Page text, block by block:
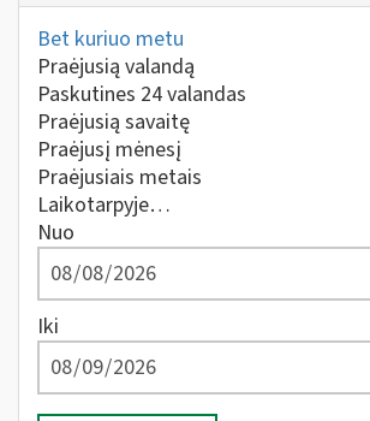
Bet kuriuo metu
Praėjusią valandą
Paskutines 24 valandas
Praėjusią savaitę
Praėjusį mėnesį
Praėjusiais metais
Laikotarpyje…
Nuo
Iki